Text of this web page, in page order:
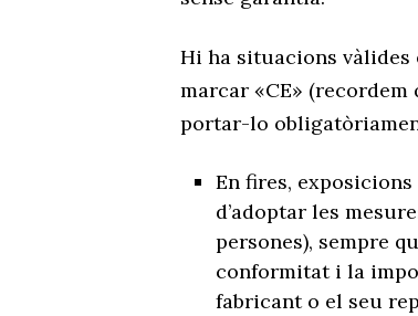
Hi ha situacions vàlides
marcar «CE»
portar-lo
En fires,
d’adoptar les
persones), sempre
conformitat i la
fabricant o el seu